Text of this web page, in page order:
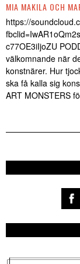
MIA MAKILA OCH
https://
c77OE3iIjoZU
välkomnande när
konstnärer. Hur
ska få kalla sig
ART MONSTERS